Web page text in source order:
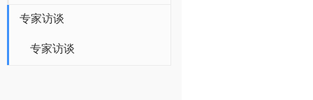
专家访谈
专家访谈